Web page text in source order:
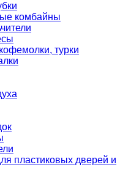
комбайны
турки
пластиковых дверей и